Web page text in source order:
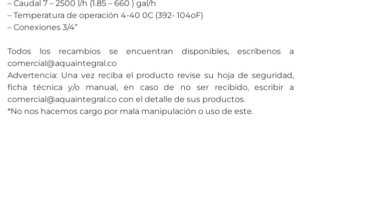
– Caudal 7 – 2500 l/h (1.85 – 660 ) gal/h
– Temperatura de operación 4-40 0C (392- 104oF)
– Conexiones 3/4”
Todos los recambios se encuentran disponibles, escríbenos a
comercial@aquaintegral.co
Advertencia: Una vez reciba el producto revise su hoja de seguridad,
ficha técnica y/o manual, en caso de no ser recibido, escribir a
comercial@aquaintegral.co con el detalle de sus productos.
*No nos hacemos cargo por mala manipulación o uso de este.